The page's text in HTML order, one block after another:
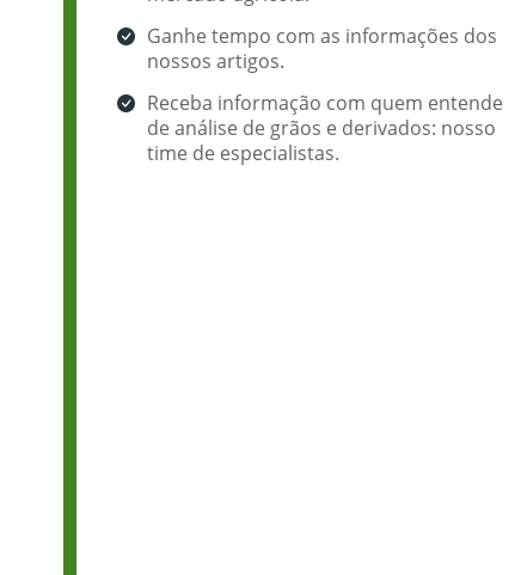
Ganhe tempo com as informações dos
nossos artigos.
Receba informação com quem entende
de análise de grãos e derivados: nosso
time de especialistas.